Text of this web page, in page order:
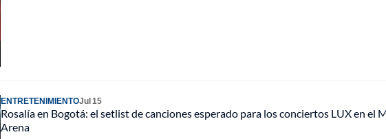
ENTRETENIMIENTOJul 15
Rosalía en Bogotá: el setlist de canciones esperado para los conciertos LUX en el
Arena